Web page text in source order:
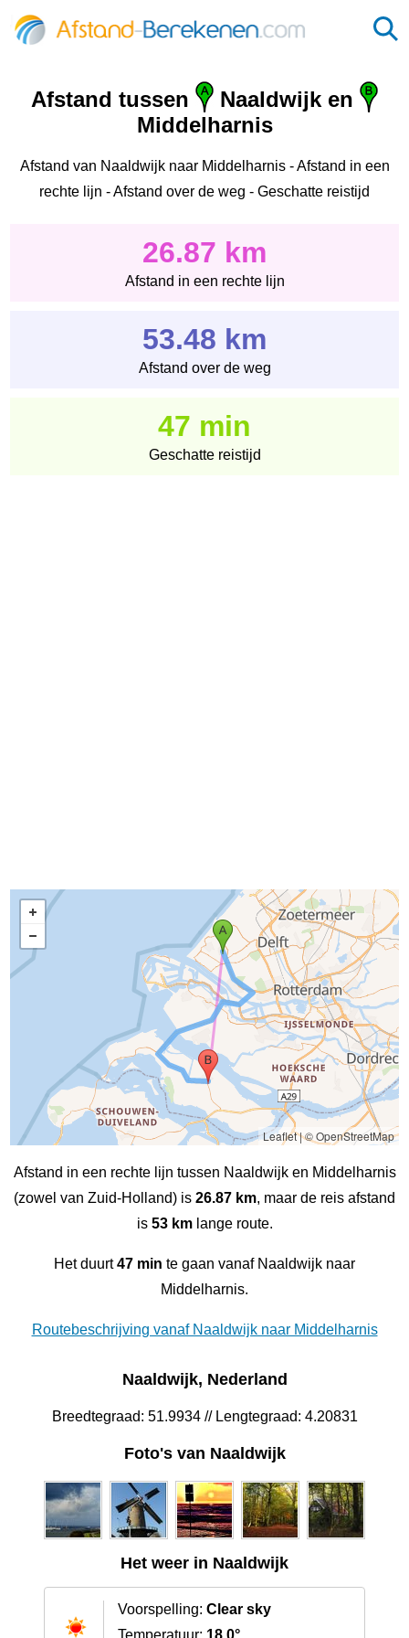
Afstand tussen
Naaldwijk en
Middelharnis
Afstand van Naaldwijk naar Middelharnis - Afstand in een
rechte lijn - Afstand over de weg - Geschatte reistijd
26.87 km
Afstand in een rechte lijn
53.48 km
Afstand over de weg
47 min
Geschatte reistijd
Leaflet|© OpenStreetMap
Afstand in een rechte lijn tussen Naaldwijk en Middelharnis
(zowel van Zuid-Holland) is 26.87 km, maar de reis afstand
is 53 kmlange route.
Het duurt47 min te gaan vanaf Naaldwijk naar
Middelharnis.
Routebeschrijving vanaf Naaldwijk naar Middelharnis
Naaldwijk, Nederland
Breedtegraad: 51.9934 // Lengtegraad: 4.20831
Foto's van Naaldwijk
Het weer in Naaldwijk
Voorspelling: Clear sky